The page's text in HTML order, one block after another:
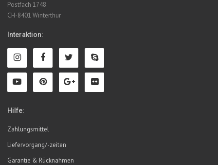
Postfach 1748
CH-8401 Winterthur
Interaktion:
Hilfe:
Zahlungsmittel
Liefervorgang/-zeiten
Garantie & Rücknahmen